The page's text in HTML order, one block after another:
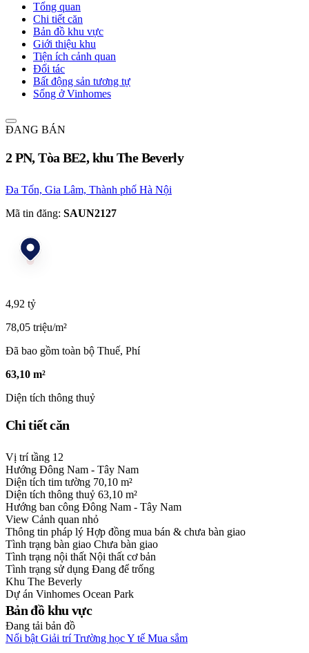
Tổng quan
Chi tiết căn
Bản đồ khu vực
Giới thiệu khu
Tiện ích cảnh quan
Đối tác
Bất động sản tương tự
Sống ở Vinhomes
ĐANG BÁN
2 PN, Tòa BE2, khu The Beverly
Đa Tốn, Gia Lâm, Thành phố Hà Nội
Mã tin đăng: SAUN2127
4,92 tỷ
78,05 triệu/m²
Đã bao gồm toàn bộ Thuế, Phí
63,10 m²
Diện tích thông thuỷ
Chi tiết căn
Vị trí tầng 12
Hướng Đông Nam - Tây Nam
Diện tích tim tường 70,10 m²
Diện tích thông thuỷ 63,10 m²
Hướng ban công Đông Nam - Tây Nam
View Cảnh quan nhỏ
Thông tin pháp lý Hợp đồng mua bán & chưa bàn giao
Tình trạng bàn giao Chưa bàn giao
Tình trạng nội thất Nội thất cơ bản
Tình trạng sử dụng Đang để trống
Khu The Beverly
Dự án Vinhomes Ocean Park
Bản đồ khu vực
Đang tải bản đồ
Nổi bật Giải trí Trường họcY tế Mua sắm